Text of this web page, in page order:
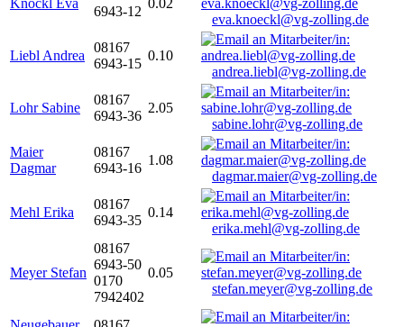
Knöckl Eva
6943-12
0.02
eva.knoeckl@vg-zolling.de
Liebl Andrea
08167
6943-15
0.10
andrea.liebl@vg-zolling.de
Lohr Sabine
08167
6943-36
2.05
sabine.lohr@vg-zolling.de
Maier
Dagmar
08167
6943-16
1.08
dagmar.maier@vg-zolling.de
Mehl Erika
08167
6943-35
0.14
erika.mehl@vg-zolling.de
Meyer Stefan
08167
6943-50
0170
7942402
0.05
stefan.meyer@vg-zolling.de